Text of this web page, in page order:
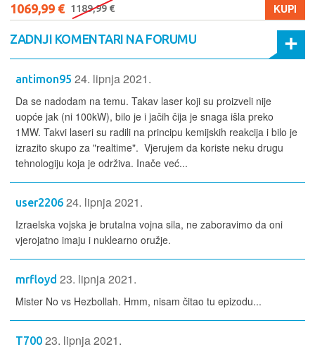
1069,99 € 1189,99 € KUPI
ZADNJI KOMENTARI NA FORUMU
antimon95 24. lipnja 2021.
Da se nadodam na temu. Takav laser koji su proizveli nije
uopće jak (ni 100kW), bilo je i jačih čija je snaga išla preko
1MW. Takvi laseri su radili na principu kemijskih reakcija i bilo je
izrazito skupo za "realtime". Vjerujem da koriste neku drugu
tehnologiju koja je održiva. Inače već...
user2206 24. lipnja 2021.
Izraelska vojska je brutalna vojna sila, ne zaboravimo da oni
vjerojatno imaju i nuklearno oružje.
mrfloyd 23. lipnja 2021.
Mister No vs Hezbollah. Hmm, nisam čitao tu epizodu...
T700 23. lipnja 2021.